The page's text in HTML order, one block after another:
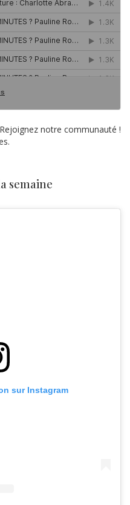
Rejoignez notre communauté !
semaine
sur Instagram